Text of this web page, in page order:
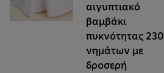
αιγυπτιακό
βαμβάκι
πυκνότητας 230
νημάτων με
δροσερή